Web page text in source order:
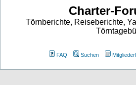
Charter-
Törnberichte, Reiseberichte,
FAQ Suchen